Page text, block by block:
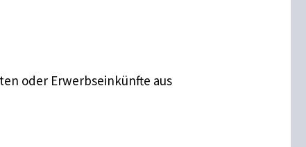
oder Erwerbseinkünfte aus